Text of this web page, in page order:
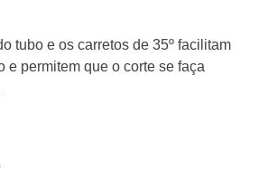
tubo e os carretos de 35º facilitam
e permitem que o corte se faça